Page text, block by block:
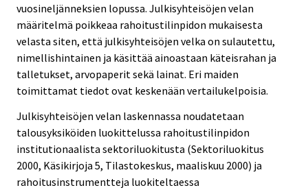
vuosineljänneksien lopussa. Julkisyhteisöjen velan
määritelmä poikkeaa rahoitustilinpidon mukaisesta
velasta siten, että julkisyhteisöjen velka on sulautettu,
nimellishintainen ja käsittää ainoastaan käteisrahan ja
talletukset, arvopaperit sekä lainat. Eri maiden
toimittamat tiedot ovat keskenään vertailukelpoisia.
Julkisyhteisöjen velan laskennassa noudatetaan
talousyksiköiden luokittelussa rahoitustilinpidon
institutionaalista sektoriluokitusta (Sektoriluokitus
2000, Käsikirjoja 5, Tilastokeskus, maaliskuu 2000) ja
rahoitusinstrumentteja luokiteltaessa